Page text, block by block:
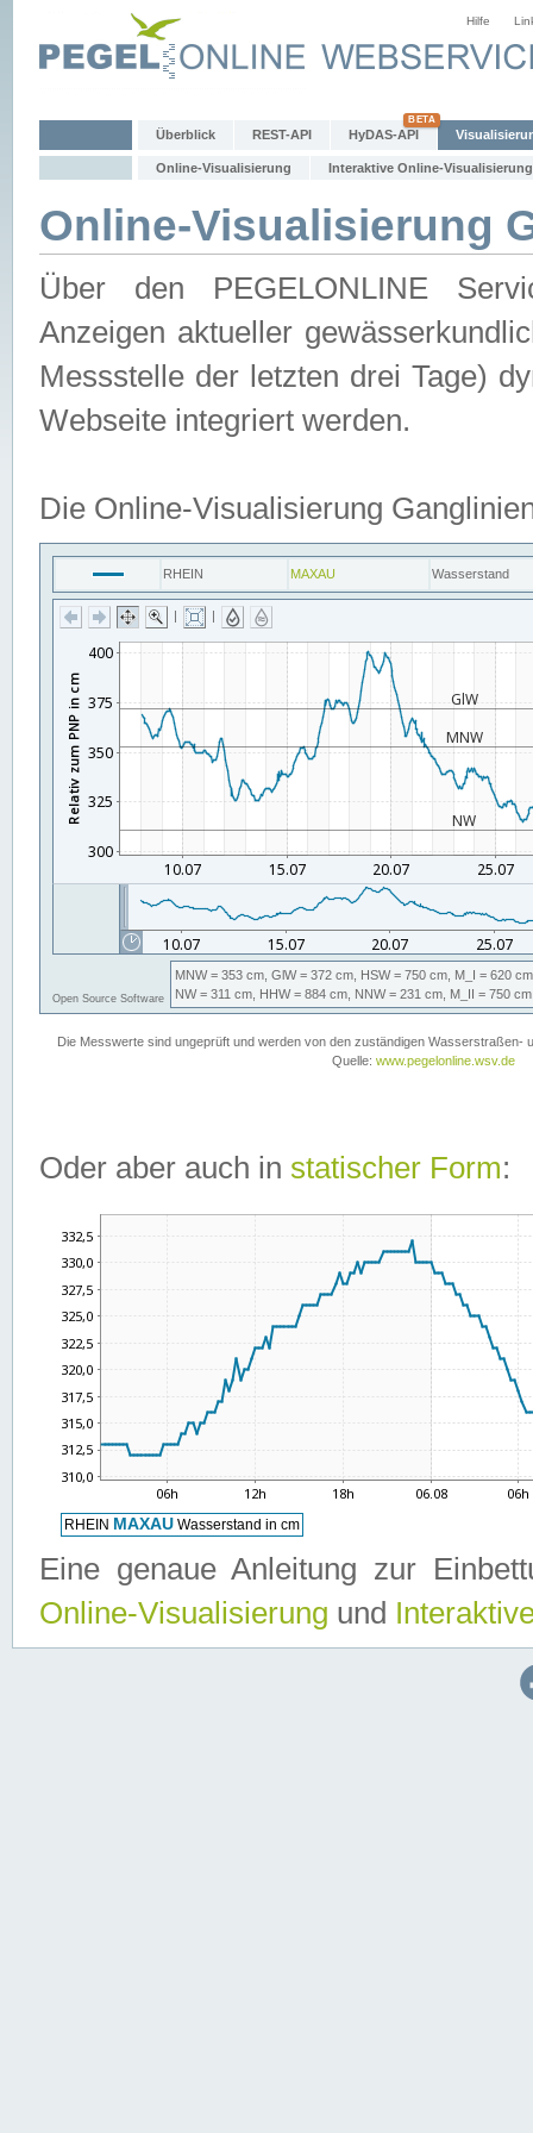
Hilfe
Überblick REST-API HyDAS-API
Online-Visualisierung Interaktive Online-Visualisierung
Online-Visualisierung
Über den PEGELONLINE
Anzeigen aktueller
Messstelle der letzten drei Tage)
Webseite integriert werden.
Die Online-Visualisierung
Oder aber auch in statischer Form:
Eine genaue Anleitung zur
Online-Visualisierung und